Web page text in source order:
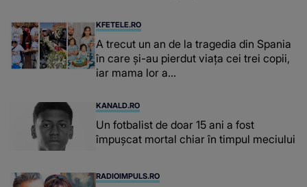
suspecți
KFETELE.RO
A trecut un an de la tragedia din Spania
în care și-au pierdut viața cei trei copii,
iar mama lor a…
KANALD.RO
Un fotbalist de doar 15 ani a fost
împușcat mortal chiar în timpul meciului
RADIOIMPULS.RO